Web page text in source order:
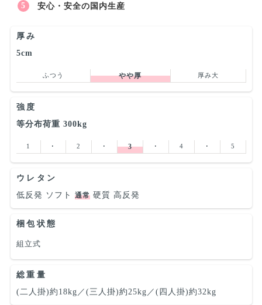
安心・安全の国内生産
厚み
5cm
ふつう やや厚 厚み大
強度
等分布荷重 300kg
1 ･ 2 ･ 3 ･ 4 ･ 5
ウレタン
低反発 ソフト 通常 硬質 高反発
梱包状態
組立式
総重量
(二人掛)約18kg／(三人掛)約25kg／(四人掛)約32kg